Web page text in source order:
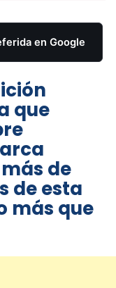
en Google
que
de
de esta
más que